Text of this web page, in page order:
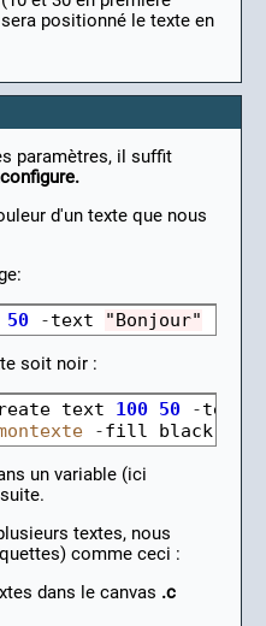
positionné le texte en
paramètres, il suffit
d'un texte que nous
50 -text "Bonjour"
soit noir :
text 100 50 -text
-fill
un variable (ici
textes, nous
comme ceci :
dans le canvas .c